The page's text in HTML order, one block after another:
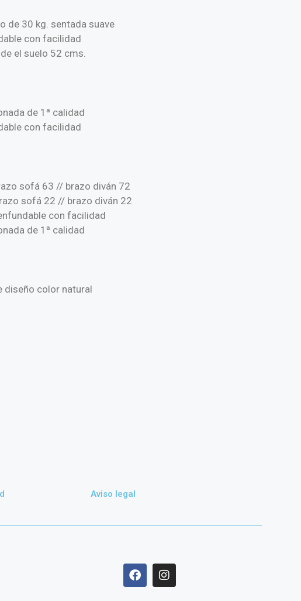
de 30 kg. sentada suave
con facilidad
el suelo 52 cms.
de 1ª calidad
con facilidad
sofá 63 // brazo diván 72
sofá 22 // brazo diván 22
con facilidad
de 1ª calidad
diseño color natural
Aviso legal